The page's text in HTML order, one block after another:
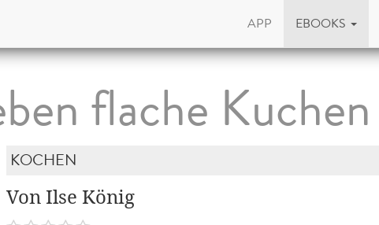
APP EBOOKS
flache Kuchen
KOCHEN
Von Ilse König